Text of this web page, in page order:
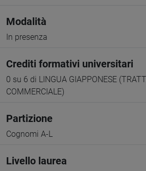
Modalità
In presenza
Crediti formativi universitari
0 su 6 di LINGUA GIAPPONESE
COMMERCIALE)
Partizione
Cognomi A-L
Livello laurea